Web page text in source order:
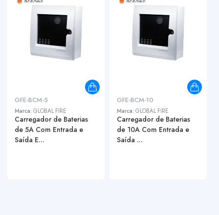
GFE-BCM-5
Marca: GLOBAL FIRE
Carregador de Baterias
de 5A Com Entrada e
Saída E...
GFE-BCM-10
Marca: GLOBAL FIRE
Carregador de Baterias
de 10A Com Entrada e
Saída ...